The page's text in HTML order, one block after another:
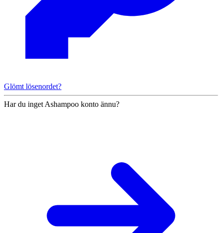
Glömt lösenordet?
Har du inget Ashampoo konto ännu?